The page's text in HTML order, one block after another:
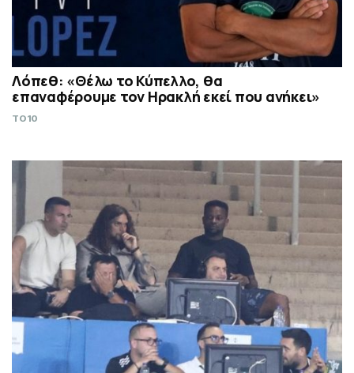
Λόπεθ: «Θέλω το Κύπελλο, θα
επαναφέρουμε τον Ηρακλή εκεί που ανήκει»
TO10